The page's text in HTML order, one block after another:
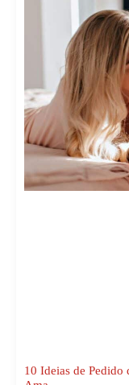
10 Ideias de Pedido